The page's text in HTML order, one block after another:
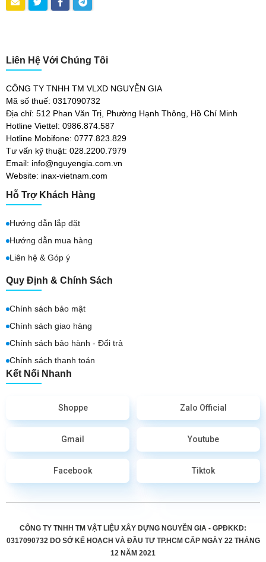
Liên Hệ Với Chúng Tôi
CÔNG TY TNHH TM VLXD NGUYỄN GIA
Mã số thuế: 0317090732
Địa chỉ: 512 Phan Văn Trị, Phường Hạnh Thông, Hồ Chí Minh
Hotline Viettel: 0986.874.587
Hotline Mobifone: 0777.823.829
Tư vấn kỹ thuật: 028.2200.7979
Email: info@nguyengia.com.vn
Website: inax-vietnam.com
Hỗ Trợ Khách Hàng
Hướng dẫn lắp đặt
Hướng dẫn mua hàng
Liên hệ & Góp ý
Quy Định & Chính Sách
Chính sách bảo mật
Chính sách giao hàng
Chính sách bảo hành - Đổi trả
Chính sách thanh toán
Kết Nối Nhanh
Shoppe Zalo Official
Gmail Youtube
Facebook Tiktok
CÔNG TY TNHH TM VẬT LIỆU XÂY DỰNG NGUYỄN GIA - GPĐKKD:
0317090732 DO SỞ KẾ HOẠCH VÀ ĐẦU TƯ TP.HCM CẤPNGÀY 22 THÁNG
12 NĂM 2021